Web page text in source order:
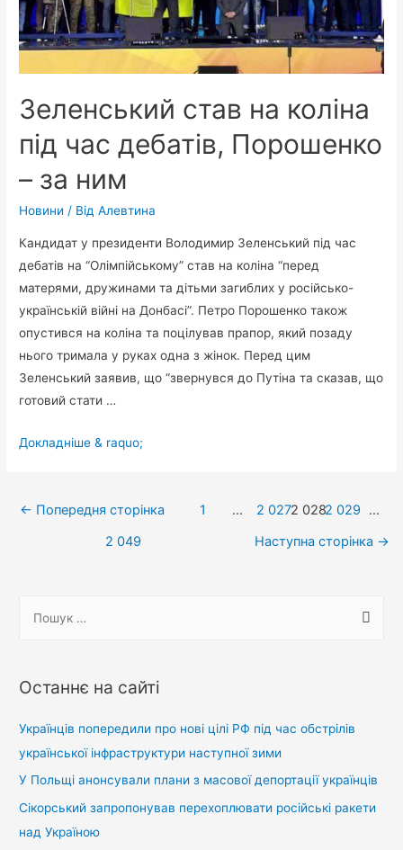
Зеленський став на коліна
під час дебатів, Порошенко
– за ним
Новини / ВідАлевтина
Кандидат у президенти Володимир Зеленський під час
дебатів на “Олімпійському” став на коліна “перед
матерями, дружинами та дітьми загиблих у російсько-
українській війні на Донбасі”. Петро Порошенко також
опустився на коліна та поцілував прапор, який позаду
нього тримала у руках одна з жінок. Перед цим
Зеленський заявив, що “звернувся до Путіна та сказав, що
готовий стати …
Зеленський
коліна
Докладніше & raquo;
Навігація
← Попередня сторінка 1 … 2 0272 0282 029 …
2 049
Наступна сторінка →
у
:
Останнє на сайті
Українців попередили про нові цілі РФ під час обстрілів
української інфраструктури наступної зими
У Польщі анонсували плани з масової депортації українців
Сікорський запропонував перехоплювати російські ракети
над Україною